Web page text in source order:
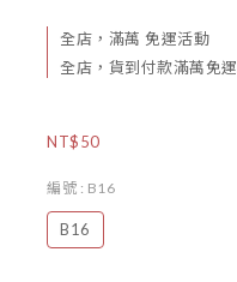
全店，滿萬 免運活動
全店，貨到付款滿萬免運
NT$50
編號 : B16
B16